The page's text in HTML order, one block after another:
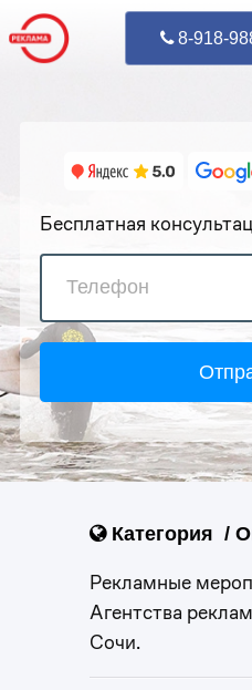
8-918-
Бесплатная
Категория /
Рекламные
Агентства
Сочи.